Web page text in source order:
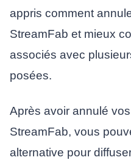
appris comment
StreamFab et mieux
associés avec
posées.
Après avoir annulé
StreamFab, vous
alternative pour